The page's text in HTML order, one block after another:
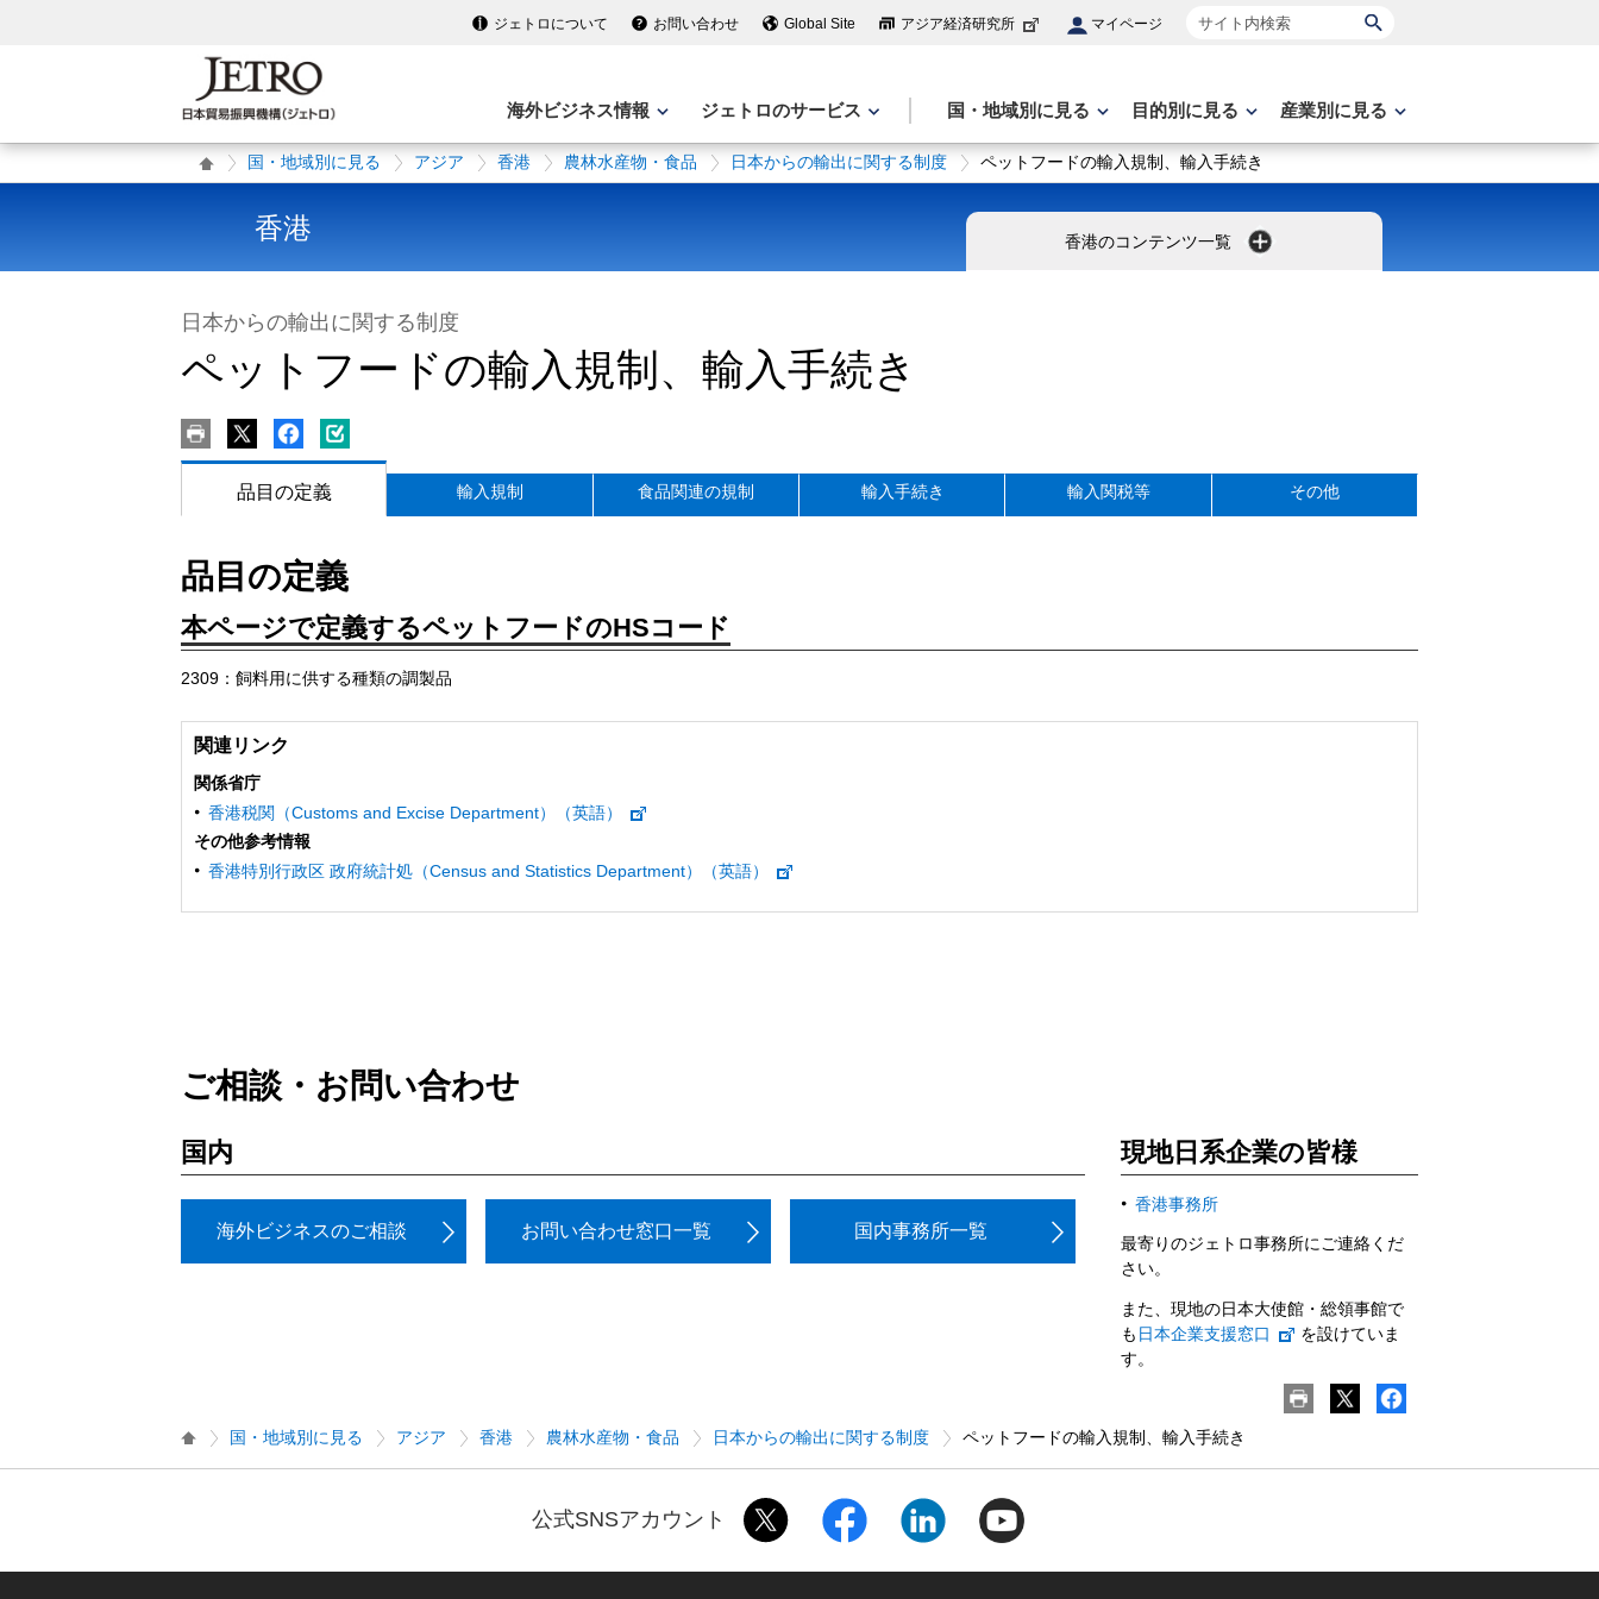
ジェトロについて お問い合わせ Global Site アジア経済研究所 マイページ サイト内検索
海外ビジネス情報 ジェトロのサービス 国・地域別に見る 目的別に見る 産業別に見る
国・地域別に見る アジア 香港 農林水産物・食品 日本からの輸出に関する制度 ペットフードの輸入規制、輸入手続き
香港 香港のコンテンツ一覧
日本からの輸出に関する制度
ペットフードの輸入規制、輸入手続き
品目の定義 輸入規制 食品関連の規制 輸入手続き 輸入関税等 その他
品目の定義
本ページで定義するペットフードのHSコード
2309：飼料用に供する種類の調製品
関連リンク
関係省庁
香港税関（Customs and Excise Department）（英語）
その他参考情報
香港特別行政区 政府統計処（Census and Statistics Department）（英語）
ご相談・お問い合わせ
国内
海外ビジネスのご相談 お問い合わせ窓口一覧 国内事務所一覧
現地日系企業の皆様
香港事務所
最寄りのジェトロ事務所にご連絡くだ
さい。
また、現地の日本大使館・総領事館で
も 日本企業支援窓口
を設けていま
す。
国・地域別に見る アジア 香港 農林水産物・食品 日本からの輸出に関する制度 ペットフードの輸入規制、輸入手続き
公式SNSアカウント